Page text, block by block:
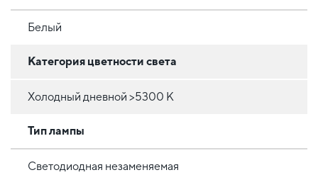
Белый
Категория цветности света
Холодный дневной >5300 К
Тип лампы
Светодиодная незаменяемая